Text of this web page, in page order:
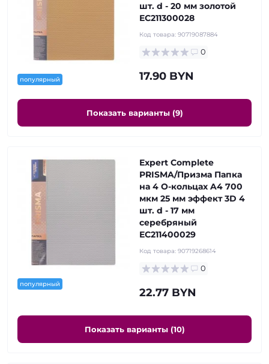
популярный
шт. d - 20 мм золотой
EC211300028
Код товара: 90719087884
0
17.90 BYN
Показать варианты (9)
популярный
Expert Complete
PRISMA/Призма Папка
на 4 О-кольцах A4 700
мкм 25 мм эффект 3D 4
шт. d - 17 мм
серебряный
EC211400029
Код товара: 90719268614
0
22.77 BYN
Показать варианты (10)